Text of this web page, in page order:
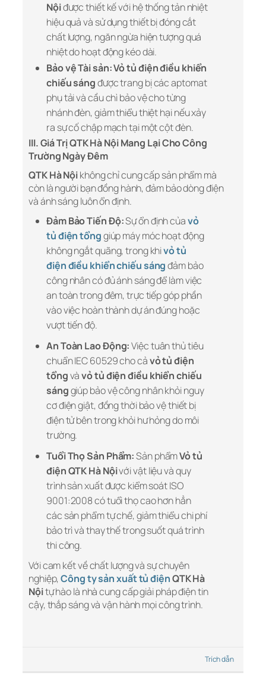
Nộiđược thiết kế với hệ thống tản nhiệt
hiệu quả và sử dụng thiết bị đóng cắt
chất lượng, ngăn ngừa hiện tượng quá
nhiệt do hoạt động kéo dài.
Bảo vệ Tài sản:Vỏ tủ điện điều khiển
chiếu sángđược trang bị các aptomat
phụ tải và cầu chì bảo vệ cho từng
nhánh đèn, giảm thiểu thiệt hại nếu xảy
ra sự cố chập mạch tại một cột đèn.
III. Giá Trị QTK Hà Nội Mang Lại Cho Công
Trường Ngày Đêm
QTK Hà Nộikhông chỉ cung cấp sản phẩm mà
còn là người bạn đồng hành, đảm bảo dòng điện
và ánh sáng luôn ổn định.
Đảm Bảo Tiến Độ:Sự ổn định củavỏ
tủ điện tổnggiúp máy móc hoạt động
không ngắt quãng, trong khivỏ tủ
điện điều khiển chiếu sángđảm bảo
công nhân có đủ ánh sáng để làm việc
an toàn trong đêm, trực tiếp góp phần
vào việc hoàn thành dự án đúng hoặc
vượt tiến độ.
An Toàn Lao Động:Việc tuân thủ tiêu
chuẩn IEC 60529 cho cảvỏ tủ điện
tổngvàvỏ tủ điện điều khiển chiếu
sánggiúp bảo vệ công nhân khỏi nguy
cơ điện giật, đồng thời bảo vệ thiết bị
điện tử bên trong khỏi hư hỏng do môi
trường.
Tuổi Thọ Sản Phẩm:Sản phẩmVỏ tủ
điện QTK Hà Nộivới vật liệu và quy
trình sản xuất được kiểm soát ISO
9001:2008 có tuổi thọ cao hơn hẳn
các sản phẩm tự chế, giảm thiểu chi phí
bảo trì và thay thế trong suốt quá trình
thi công.
Với cam kết về chất lượng và sự chuyên
nghiệp, Công ty sản xuất tủ điệnQTK Hà
Nộitự hào là nhà cung cấp giải pháp điện tin
cậy, thắp sáng và vận hành mọi công trình.
Trích dẫn